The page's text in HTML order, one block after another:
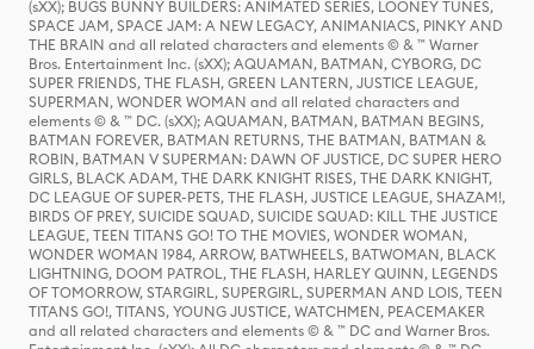
(sXX); BUGS BUNNY BUILDERS: ANIMATED SERIES, LOONEY TUNES,
SPACE JAM, SPACE JAM: A NEW LEGACY, ANIMANIACS, PINKY AND
THE BRAIN and all related characters and elements © & ™ Warner
Bros. Entertainment Inc. (sXX); AQUAMAN, BATMAN, CYBORG, DC
SUPER FRIENDS, THE FLASH, GREEN LANTERN, JUSTICE LEAGUE,
SUPERMAN, WONDER WOMAN and all related characters and
elements © & ™ DC. (sXX); AQUAMAN, BATMAN, BATMAN BEGINS,
BATMAN FOREVER, BATMAN RETURNS, THE BATMAN, BATMAN &
ROBIN, BATMAN V SUPERMAN: DAWN OF JUSTICE, DC SUPER HERO
GIRLS, BLACK ADAM, THE DARK KNIGHT RISES, THE DARK KNIGHT,
DC LEAGUE OF SUPER-PETS, THE FLASH, JUSTICE LEAGUE, SHAZAM!,
BIRDS OF PREY, SUICIDE SQUAD, SUICIDE SQUAD: KILL THE JUSTICE
LEAGUE, TEEN TITANS GO! TO THE MOVIES, WONDER WOMAN,
WONDER WOMAN 1984, ARROW, BATWHEELS, BATWOMAN, BLACK
LIGHTNING, DOOM PATROL, THE FLASH, HARLEY QUINN, LEGENDS
OF TOMORROW, STARGIRL, SUPERGIRL, SUPERMAN AND LOIS, TEEN
TITANS GO!, TITANS, YOUNG JUSTICE, WATCHMEN, PEACEMAKER
and all related characters and elements © & ™ DC and Warner Bros.